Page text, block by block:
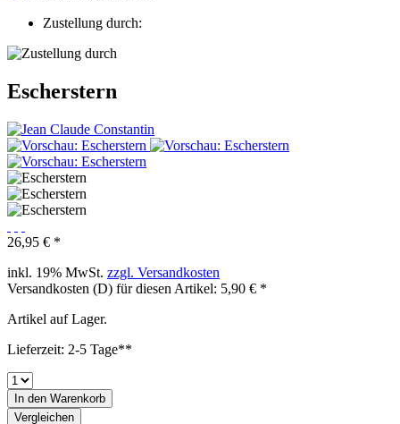
Zustellung durch:
Escherstern
26,95 € *
inkl. 19% MwSt. zzgl. Versandkosten
Versandkosten (D) für diesen Artikel: 5,90 € *
Artikel auf Lager.
Lieferzeit: 2-5 Tage**
In den Warenkorb
Vergleichen